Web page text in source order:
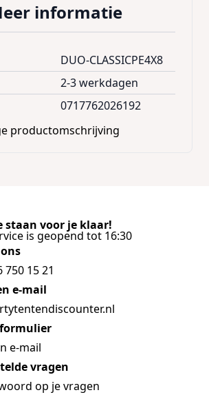
en met alle
informatie
DUO-CLASSICPE4X8
2-3 werkdagen
0717762026192
productomschrijving
staan voor je klaar!
is geopend tot 16:30
750 15 21
e-mail
e-mail
vragen
op je vragen